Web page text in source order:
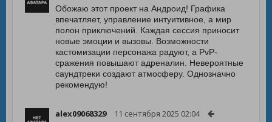
Обожаю этот проект на Андроид! Графика
впечатляет, управление интуитивное, а мир
полон приключений. Каждая сессия приносит
новые эмоции и вызовы. Возможности
кастомизации персонажа радуют, а PvP-
сражения повышают адреналин. Невероятные
саундтреки создают атмосферу. Однозначно
рекомендую!
alex09068329 11 сентября 2025 02:04